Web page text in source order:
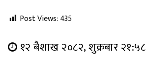
Post Views: 435
१२ बैशाख २०८२, शुक्रबार २१:५८